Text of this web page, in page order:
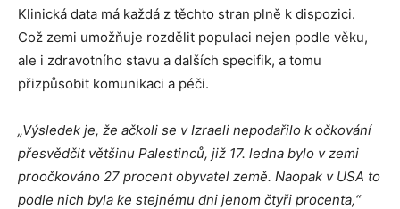
Klinická data má každá z těchto stran plně k dispozici.
Což zemi umožňuje rozdělit populaci nejen podle věku,
ale i zdravotního stavu a dalších specifik, a tomu
přizpůsobit komunikaci a péči.
„Výsledek je, že ačkoli se v Izraeli nepodařilo k očkování
přesvědčit většinu Palestinců, již 17. ledna bylo v zemi
proočkováno 27 procent obyvatel země. Naopak v USA to
podle nich byla ke stejnému dni jenom čtyři procenta,“